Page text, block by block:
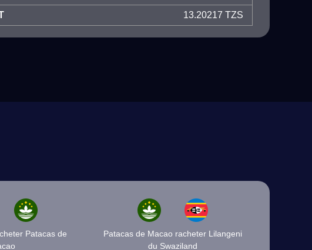
13.20217 TZS
Patacas de
Patacas de Macao racheter Lilangeni
du Swaziland